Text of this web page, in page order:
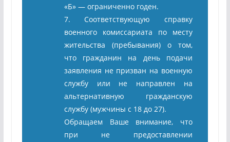
«Б» — ограниченно годен.
7. Соответствующую справку
военного комиссариата по месту
жительства (пребывания) о том,
что гражданин на день подачи
заявления не призван на военную
службу или не направлен на
альтернативную гражданскую
службу (мужчины с 18 до 27).
Обращаем Ваше внимание, что
при не предоставлении